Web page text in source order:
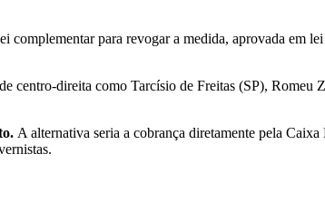
para revogar a medida, aprovada em
centro-direita como Tarcísio de Freitas (SP),
A alternativa seria a cobrança diretamente pela